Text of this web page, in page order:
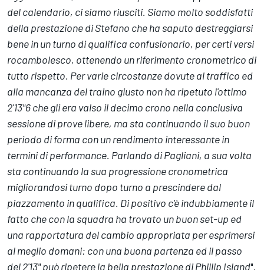
del calendario, ci siamo riusciti. Siamo molto soddisfatti
della prestazione di Stefano che ha saputo destreggiarsi
bene in un turno di qualifica confusionario, per certi versi
rocambolesco, ottenendo un riferimento cronometrico di
tutto rispetto. Per varie circostanze dovute al traffico ed
alla mancanza del traino giusto non ha ripetuto l'ottimo
2'13"6 che gli era valso il decimo crono nella conclusiva
sessione di prove libere, ma sta continuando il suo buon
periodo di forma con un rendimento interessante in
termini di performance. Parlando di Pagliani, a sua volta
sta continuando la sua progressione cronometrica
migliorandosi turno dopo turno a prescindere dal
piazzamento in qualifica. Di positivo c'è indubbiamente il
fatto che con la squadra ha trovato un buon set-up ed
una rapportatura del cambio appropriata per esprimersi
al meglio domani: con una buona partenza ed il passo
del 2'13" può ripetere la bella prestazione di Phillip Island".